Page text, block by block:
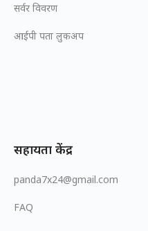
सर्वर विवरण
आईपी पता लुकअप
सहायता केंद्र
panda7x24@gmail.com
FAQ